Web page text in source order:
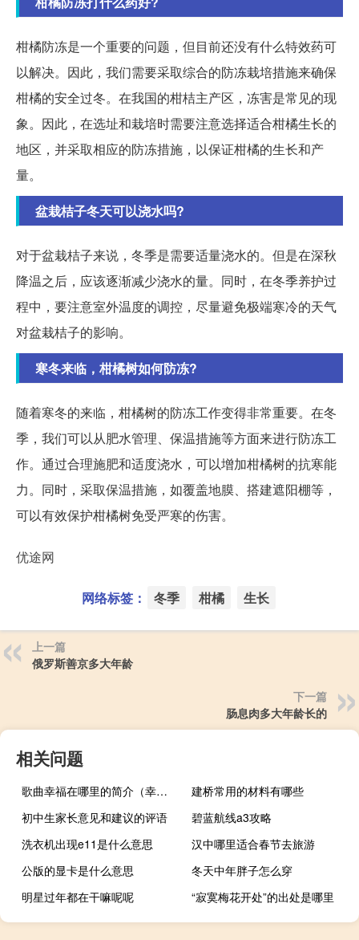
柑橘防冻是一个重要的问题，但目前还没有什么特效药可
以解决。因此，我们需要采取综合的防冻栽培措施来确保
柑橘的安全过冬。在我国的柑桔主产区，冻害是常见的现
象。因此，在选址和栽培时需要注意选择适合柑橘生长的
地区，并采取相应的防冻措施，以保证柑橘的生长和产
量。
盆栽桔子冬天可以浇水吗?
对于盆栽桔子来说，冬季是需要适量浇水的。但是在深秋
降温之后，应该逐渐减少浇水的量。同时，在冬季养护过
程中，要注意室外温度的调控，尽量避免极端寒冷的天气
对盆栽桔子的影响。
寒冬来临，柑橘树如何防冻?
随着寒冬的来临，柑橘树的防冻工作变得非常重要。在冬
季，我们可以从肥水管理、保温措施等方面来进行防冻工
作。通过合理施肥和适度浇水，可以增加柑橘树的抗寒能
力。同时，采取保温措施，如覆盖地膜、搭建遮阳棚等，
可以有效保护柑橘树免受严寒的伤害。
优途网
网络标签： 冬季 柑橘 生长
上一篇
俄罗斯善京多大年龄
下一篇
肠息肉多大年龄长的
相关问题
歌曲幸福在哪里的简介（幸福在哪里歌曲简介）
建桥常用的材料有哪些
初中生家长意见和建议的评语
碧蓝航线a3攻略
洗衣机出现e11是什么意思
汉中哪里适合春节去旅游
公版的显卡是什么意思
冬天中年胖子怎么穿
明星过年都在干嘛呢呢
“寂寞梅花开处”的出处是哪里